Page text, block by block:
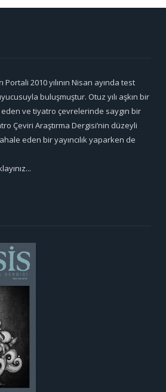
2010 yılının Nisan ayında test
buluşmuştur. Otuz yılı aşkın bir
ve tiyatro çevrelerinde saygın bir
Çeviri Araştırma Dergisi’nin düzeyli
eden bir yayıncılık yaparken de